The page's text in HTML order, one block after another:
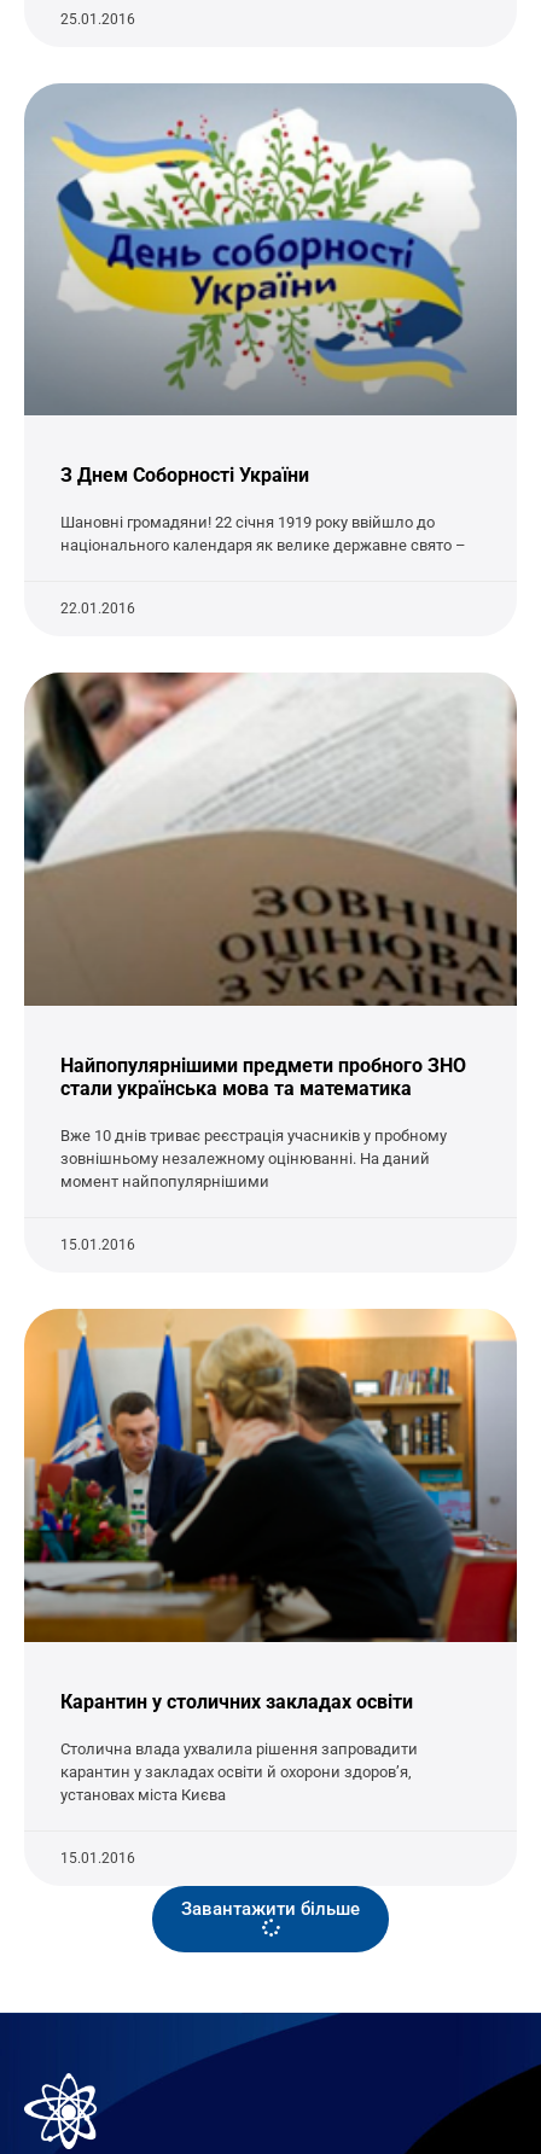
25.01.2016
З Днем Соборності України
Шановні громадяни! 22 січня 1919 року ввійшло до
національного календаря як велике державне свято –
22.01.2016
Найпопулярнішими предмети пробного ЗНО
стали українська мова та математика
Вже 10 днів триває реєстрація учасників у пробному
зовнішньому незалежному оцінюванні. На даний
момент найпопулярнішими
15.01.2016
Карантин у столичних закладах освіти
Столична влада ухвалила рішення запровадити
карантин у закладах освіти й охорони здоров’я,
установах міста Києва
15.01.2016
Завантажити більше